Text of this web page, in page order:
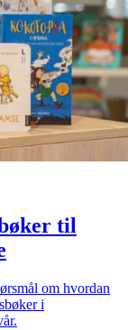
til
om hvordan
i